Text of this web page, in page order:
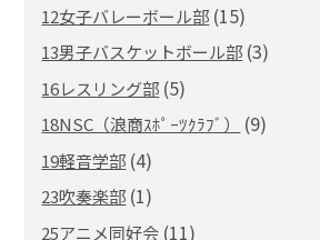
12女子バレーボール部 (15)
13男子バスケットボール部 (3)
16レスリング部 (5)
18NSC（浪商ｽﾎﾟｰﾂｸﾗﾌﾞ） (9)
19軽音学部 (4)
23吹奏楽部 (1)
25アニメ同好会 (11)